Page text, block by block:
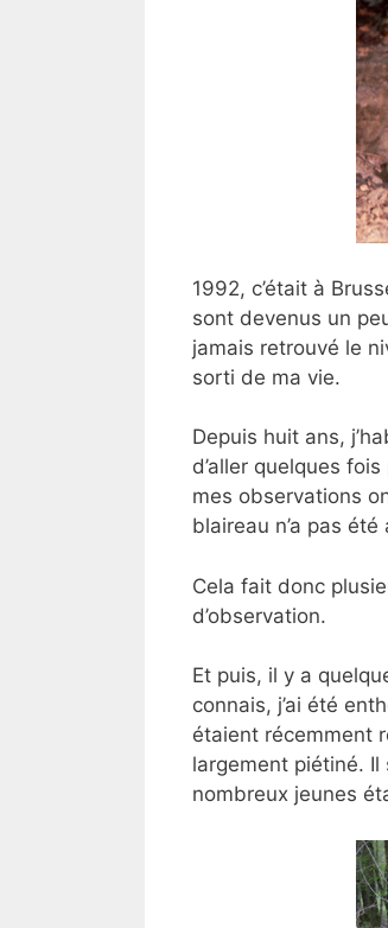
1992, c’était à
sont devenus un
jamais retrouvé le
sorti de ma vie.
Depuis huit ans,
d’aller quelques
mes observations
blaireau n’a pas
Cela fait donc
d’observation.
Et puis, il y a
connais, j’ai été
étaient récemment
largement piétiné. Il
nombreux jeunes